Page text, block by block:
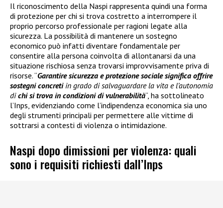
Il riconoscimento della Naspi rappresenta quindi una forma
di protezione per chi si trova costretto a interrompere il
proprio percorso professionale per ragioni legate alla
sicurezza. La possibilità di mantenere un sostegno
economico può infatti diventare fondamentale per
consentire alla persona coinvolta di allontanarsi da una
situazione rischiosa senza trovarsi improvvisamente priva di
risorse. “Garantire sicurezza e protezione sociale significa offrire
sostegni concretiin grado di salvaguardare la vita e l’autonomia
dichi si trova in condizioni di vulnerabilità“, ha sottolineato
l’Inps, evidenziando come l’indipendenza economica sia uno
degli strumenti principali per permettere alle vittime di
sottrarsi a contesti di violenza o intimidazione.
Naspi dopo dimissioni per violenza: quali
sono i requisiti richiesti dall’Inps